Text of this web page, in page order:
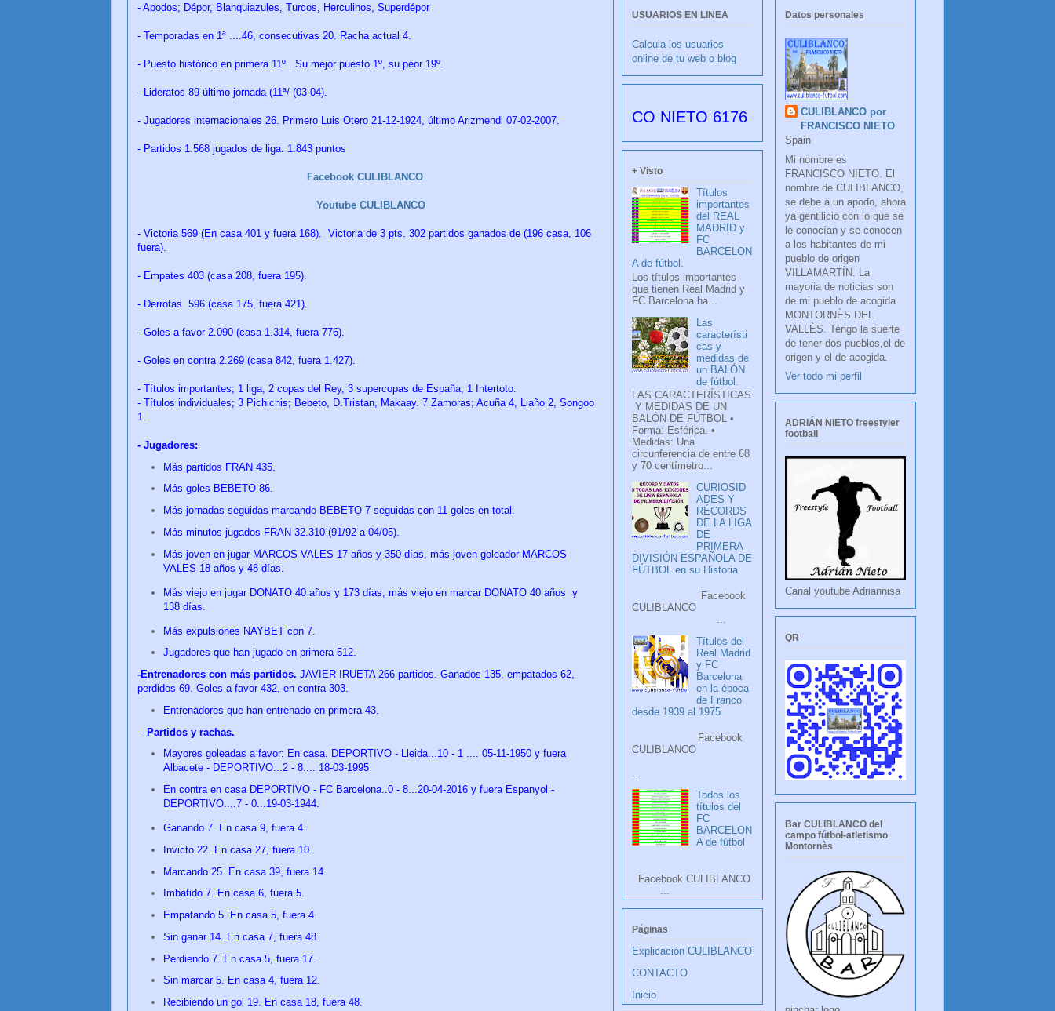
- Apodos; Dépor, Blanquiazules, Turcos, Herculinos, Superdépor
- Temporadas en 1ª ....46, consecutivas 20. Racha actual 4.
- Puesto histórico en primera 11º . Su mejor puesto 1º, su peor 19º.
- Lideratos 89 último jornada (11ª/ (03-04).
- Jugadores internacionales 26. Primero Luis Otero 21-12-1924, último Arizmendi 07-02-2007.
- Partidos 1.568 jugados de liga. 1.843 puntos
Facebook CULIBLANCO
Youtube CULIBLANCO
- Victoria 569 (En casa 401 y fuera 168). Victoria de 3 pts. 302 partidos ganados de (196 casa, 106
fuera).
- Empates 403 (casa 208, fuera 195).
- Derrotas 596 (casa 175, fuera 421).
- Goles a favor 2.090 (casa 1.314, fuera 776).
- Goles en contra 2.269 (casa 842, fuera 1.427).
- Títulos importantes; 1 liga, 2 copas del Rey, 3 supercopas de España, 1 Intertoto.
- Títulos individuales; 3 Pichichis; Bebeto, D.Tristan, Makaay. 7 Zamoras; Acuña 4, Liaño 2, Songoo
1.
- Jugadores:
Más partidos FRAN 435.
Más goles BEBETO 86.
Más jornadas seguidas marcando BEBETO 7 seguidas con 11 goles en total.
Más minutos jugados FRAN 32.310 (91/92 a 04/05).
Más joven en jugar MARCOS VALES 17 años y 350 días , más joven goleador MARCOS
VALES 18 años y 48 días
Más viejo en jugar DONATO 40 años y 173 días , más viejo en marcar DONATO 40 años y
138 días
Más expulsiones NAYBET con 7.
Jugadores que han jugado en primera 512.
-Entrenadores con más partidos. JAVIER IRUETA 266 partidos. Ganados 135, empatados 62,
perdidos 69. Goles a favor 432, en contra 303.
Entrenadores que han entrenado en primera 43.
- Partidos y rachas.
Mayores goleadas a favor: En casa. DEPORTIVO - Lleida...10 - 1 .... 05-11-1950 y fuera
Albacete - DEPORTIVO...2 - 8.... 18-03-1995
En contra en casa DEPORTIVO - FC Barcelona..0 - 8...20-04-2016 y fuera Espanyol -
DEPORTIVO....7 - 0...19-03-1944.
Ganando 7. En casa 9, fuera 4.
Invicto 22. En casa 27, fuera 10.
Marcando 25. En casa 39, fuera 14.
Imbatido 7. En casa 6, fuera 5.
Empatando 5. En casa 5, fuera 4.
Sin ganar 14. En casa 7, fuera 48.
Perdiendo 7. En casa 5, fuera 17.
Sin marcar 5. En casa 4, fuera 12.
Recibiendo un gol 19. En casa 18, fuera 48.
USUARIOS EN LINEA
Calcula los usuarios
online de tu web o blog
CULIBLANCO por FRANCISCO NIETO 6176 días desde su creación
+ Visto
Títulos
importantes
del REAL
MADRID y
FC
BARCELON
A de fútbol.
Los títulos importantes
que tienen Real Madrid y
FC Barcelona ha...
Las
característi
cas y
medidas de
un BALÓN
de fútbol.
LAS CARACTERÍSTICAS
Y MEDIDAS DE UN
BALÓN DE FÚTBOL •
Forma: Esférica. •
Medidas: Una
circunferencia de entre 68
y 70 centímetro...
CURIOSID
ADES Y
RÉCORDS
DE LA LIGA
DE
PRIMERA
DIVISIÓN ESPAÑOLA DE
FÚTBOL en su Historia
Facebook
CULIBLANCO
...
Títulos del
Real Madrid
y FC
Barcelona
en la época
de Franco
desde 1939 al 1975
Facebook
CULIBLANCO
Todos los
títulos del
FC
BARCELON
A de fútbol
Facebook CULIBLANCO
...
Páginas
Explicación CULIBLANCO
CONTACTO
Inicio
Datos personales
CULIBLANCO por
FRANCISCO NIETO
Spain
Mi nombre es
FRANCISCO NIETO. El
nombre de CULIBLANCO,
se debe a un apodo, ahora
ya gentilicio con lo que se
le conocían y se conocen
a los habitantes de mi
pueblo de origen
VILLAMARTÍN. La
mayoria de noticias son
de mi pueblo de acogida
MONTORNÈS DEL
VALLÈS. Tengo la suerte
de tener dos pueblos,el de
origen y el de acogida.
Ver todo mi perfil
ADRIÁN NIETO freestyler
football
Canal youtube Adriannisa
QR
Bar CULIBLANCO del
campo fútbol-atletismo
Montornès